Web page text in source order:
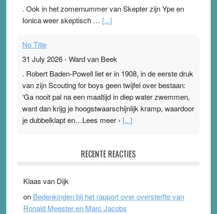
. Ook in het zomernummer van Skepter zijn Ype en
Ionica weer skeptisch … [...]
No Title
31 July 2026-Ward van Beek
. Robert Baden-Powell liet er in 1908, in de eerste druk
van zijn Scouting for boys geen twijfel over bestaan:
‘Ga nooit pal na een maaltijd in diep water zwemmen,
want dan krijg je hoogstwaarschijnlijk kramp, waardoor
je dubbelklapt en…Lees meer › [...]
Ward van Beek
topsporters. Ze hopen ermee hun hartslag te verlagen
terwijl ze meer zuurstof opnemen. Daarop heeft zo’n
pleister geen effect. Maar het gevoel ‘makkelijker te
RECENTE REACTIES
Klaas van Dijk
on Bedenkingen bij het rapport over oversterfte van
Ronald Meester en Marc Jacobs